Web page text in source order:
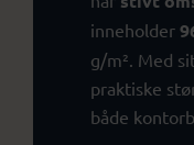
inneholder
g/m². Med
praktiske
både